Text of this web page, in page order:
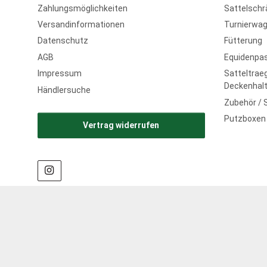
Zahlungsmöglichkeiten
Versandinformationen
Datenschutz
AGB
Impressum
Händlersuche
Vertrag widerrufen
Fütterung
Zubehör /
Putzboxen